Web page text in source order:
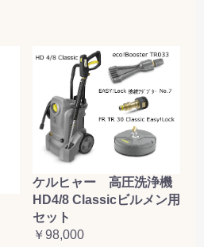
ケルヒャー 高圧洗浄機
HD4/8 Classicビルメン用
セット
￥98,000